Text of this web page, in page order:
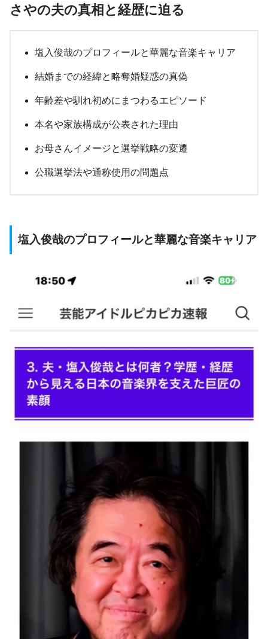
さやの夫の真相と経歴に迫る
塩入俊哉のプロフィールと華麗な音楽キャリア
結婚までの経緯と略奪婚疑惑の真偽
年齢差や馴れ初めにまつわるエピソード
本名や家族構成が公表された理由
お母さんイメージと選挙戦略の変遷
公職選挙法や通称使用の問題点
塩入俊哉のプロフィールと華麗な音楽キャリア